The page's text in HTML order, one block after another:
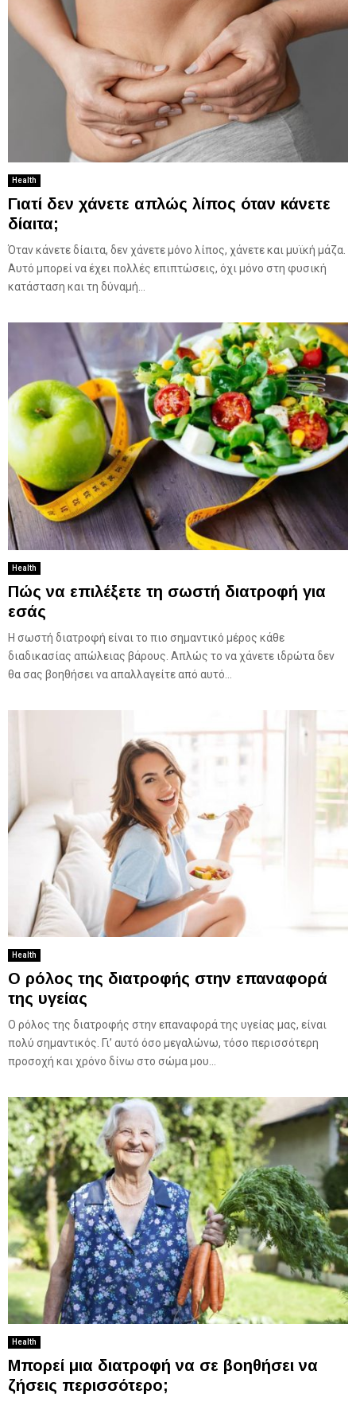
Health
Γιατί δεν χάνετε απλώς λίπος όταν κάνετε
δίαιτα;
Όταν κάνετε δίαιτα, δεν χάνετε μόνο λίπος, χάνετε και μυϊκή μάζα.
Αυτό μπορεί να έχει πολλές επιπτώσεις, όχι μόνο στη φυσική
κατάσταση και τη δύναμή...
Health
Πώς να επιλέξετε τη σωστή διατροφή για
εσάς
Η σωστή διατροφή είναι το πιο σημαντικό μέρος κάθε
διαδικασίας απώλειας βάρους. Απλώς το να χάνετε ιδρώτα δεν
θα σας βοηθήσει να απαλλαγείτε από αυτό...
Health
Ο ρόλος της διατροφής στην επαναφορά
της υγείας
Ο ρόλος της διατροφής στην επαναφορά της υγείας μας, είναι
πολύ σημαντικός. Γι’ αυτό όσο μεγαλώνω, τόσο περισσότερη
προσοχή και χρόνο δίνω στο σώμα μου...
Health
Μπορεί μια διατροφή να σε βοηθήσει να
ζήσεις περισσότερο;